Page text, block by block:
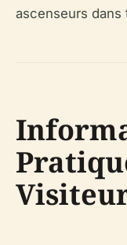
ascenseurs dans